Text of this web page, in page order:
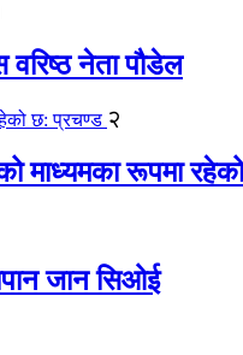
नेता पौडेल
२
माध्यमका रूपमा
जान सिओई